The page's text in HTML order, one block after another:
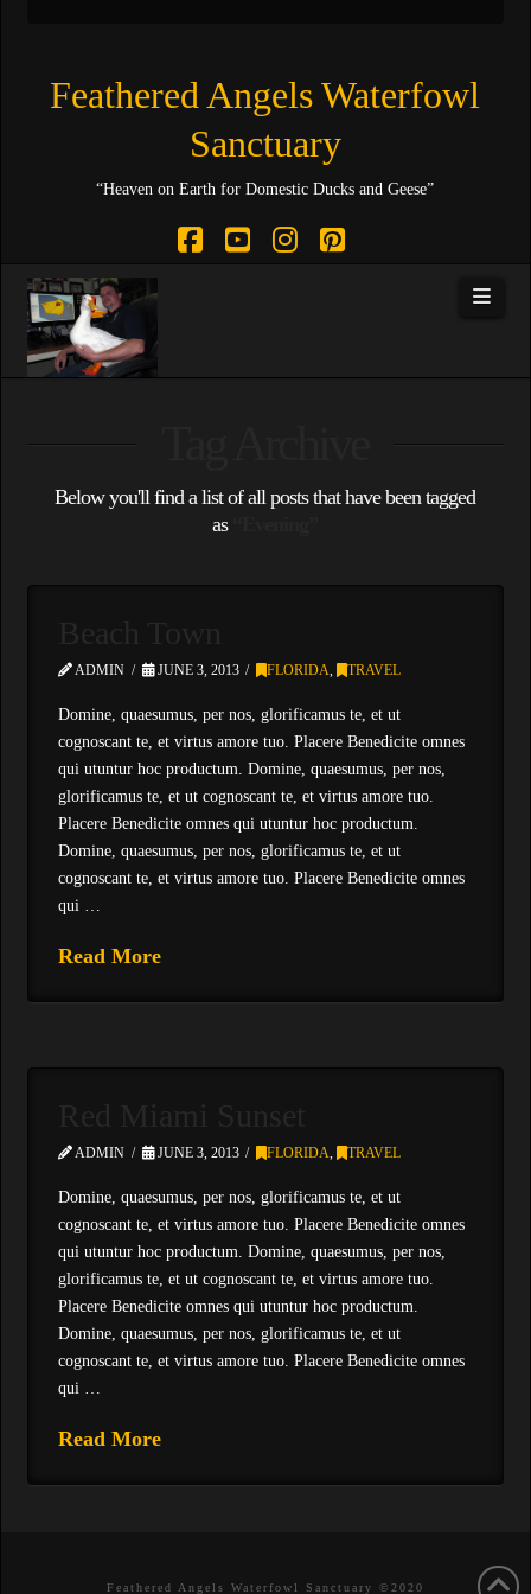
Feathered Angels Waterfowl
Sanctuary
“Heaven on Earth for Domestic Ducks and Geese”
Below you'll find a list of all posts that have been tagged
as
ADMIN JUNE 3, 2013 FLORIDA , TRAVEL
Domine, quaesumus, per nos, glorificamus te, et ut
cognoscant te, et virtus amore tuo. Placere Benedicite omnes
qui utuntur hoc productum. Domine, quaesumus, per nos,
glorificamus te, et ut cognoscant te, et virtus amore tuo.
Placere Benedicite omnes qui utuntur hoc productum.
Domine, quaesumus, per nos, glorificamus te, et ut
cognoscant te, et virtus amore tuo. Placere Benedicite omnes
qui …
Read More
ADMIN JUNE 3, 2013 FLORIDA , TRAVEL
Domine, quaesumus, per nos, glorificamus te, et ut
cognoscant te, et virtus amore tuo. Placere Benedicite omnes
qui utuntur hoc productum. Domine, quaesumus, per nos,
glorificamus te, et ut cognoscant te, et virtus amore tuo.
Placere Benedicite omnes qui utuntur hoc productum.
Domine, quaesumus, per nos, glorificamus te, et ut
cognoscant te, et virtus amore tuo. Placere Benedicite omnes
qui …
Read More
Feathered Angels Waterfowl Sanctuary ©2020